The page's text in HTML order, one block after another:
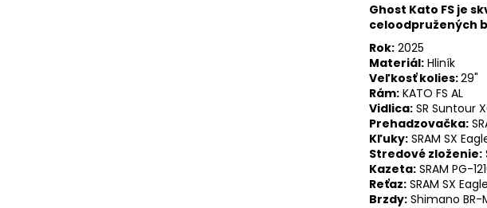
Ghost Kato FS je
celoodpružených
Rok: 2025
Materiál: Hliník
Veľkosť kolies:29"
Rám: KATO FS AL
Vidlica: SR Suntour
Prehadzovačka:
Kľuky: SRAM SX
Stredové zloženie:
Kazeta: SRAM PG-
Reťaz: SRAM SX Eagle
Brzdy: Shimano BR-